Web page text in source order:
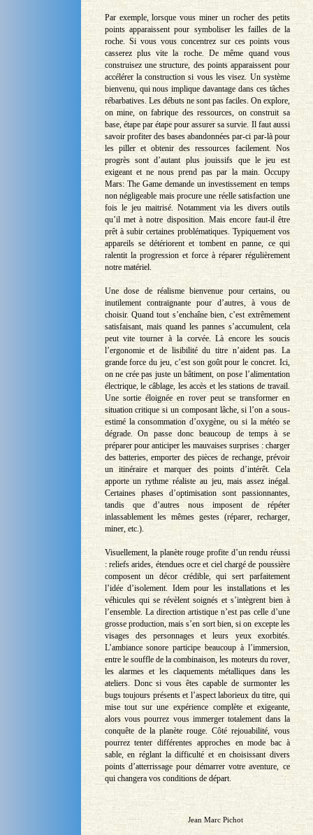
Par exemple, lorsque vous miner un rocher des petits
points apparaissent pour symboliser les failles de la
roche. Si vous vous concentrez sur ces points vous
casserez plus vite la roche. De même quand vous
construisez une structure, des points apparaissent pour
accélérer la construction si vous les visez. Un système
bienvenu, qui nous implique davantage dans ces tâches
rébarbatives. Les débuts ne sont pas faciles. On explore,
on mine, on fabrique des ressources, on construit sa
base, étape par étape pour assurer sa survie. Il faut aussi
savoir profiter des bases abandonnées par-ci par-là pour
les piller et obtenir des ressources facilement. Nos
progrès sont d’autant plus jouissifs que le jeu est
exigeant et ne nous prend pas par la main. Occupy
Mars: The Game demande un investissement en temps
non négligeable mais procure une réelle satisfaction une
fois le jeu maitrisé. Notamment via les divers outils
qu’il met à notre disposition. Mais encore faut-il être
prêt à subir certaines problématiques. Typiquement vos
appareils se détériorent et tombent en panne, ce qui
ralentit la progression et force à réparer régulièrement
notre matériel.
Une dose de réalisme bienvenue pour certains, ou
inutilement contraignante pour d’autres, à vous de
choisir. Quand tout s’enchaîne bien, c’est extrêmement
satisfaisant, mais quand les pannes s’accumulent, cela
peut vite tourner à la corvée. Là encore les soucis
l’ergonomie et de lisibilité du titre n’aident pas. La
grande force du jeu, c’est son goût pour le concret. Ici,
on ne crée pas juste un bâtiment, on pose l’alimentation
électrique, le câblage, les accès et les stations de travail.
Une sortie éloignée en rover peut se transformer en
situation critique si un composant lâche, si l’on a sous-
estimé la consommation d’oxygène, ou si la météo se
dégrade. On passe donc beaucoup de temps à se
préparer pour anticiper les mauvaises surprises : charger
des batteries, emporter des pièces de rechange, prévoir
un itinéraire et marquer des points d’intérêt. Cela
apporte un rythme réaliste au jeu, mais assez inégal.
Certaines phases d’optimisation sont passionnantes,
tandis que d’autres nous imposent de répéter
inlassablement les mêmes gestes (réparer, recharger,
miner, etc.).
Visuellement, la planète rouge profite d’un rendu réussi
: reliefs arides, étendues ocre et ciel chargé de poussière
composent un décor crédible, qui sert parfaitement
l’idée d’isolement. Idem pour les installations et les
véhicules qui se révèlent soignés et s’intègrent bien à
l’ensemble. La direction artistique n’est pas celle d’une
grosse production, mais s’en sort bien, si on excepte les
visages des personnages et leurs yeux exorbités.
L’ambiance sonore participe beaucoup à l’immersion,
entre le souffle de la combinaison, les moteurs du rover,
les alarmes et les claquements métalliques dans les
ateliers. Donc si vous êtes capable de surmonter les
bugs toujours présents et l’aspect laborieux du titre, qui
mise tout sur une expérience complète et exigeante,
alors vous pourrez vous immerger totalement dans la
conquête de la planète rouge. Côté rejouabilité, vous
pourrez tenter différentes approches en mode bac à
sable, en réglant la difficulté et en choisissant divers
points d’atterrissage pour démarrer votre aventure, ce
qui changera vos conditions de départ.
Jean Marc Pichot